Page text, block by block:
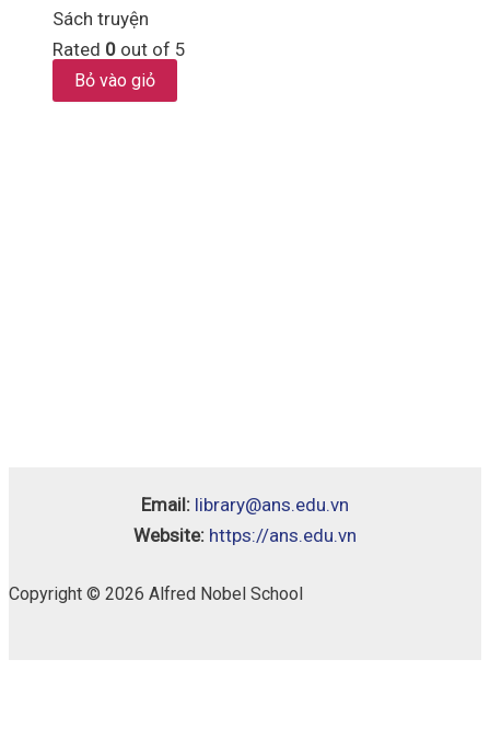
Sách truyện
Rated 0 out of 5
Bỏ vào giỏ
Email: library@ans.edu.vn
Website: https://ans.edu.vn
Copyright © 2026 Alfred Nobel School